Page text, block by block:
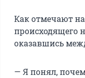
Как отмечают
происходящего
оказавшись
— Я понял,